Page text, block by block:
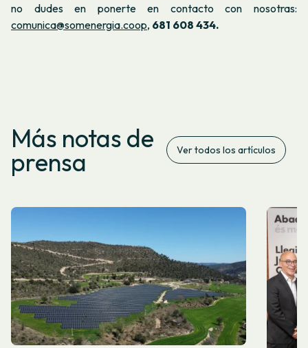
no dudes en ponerte en contacto con nosotras:
comunica@somenergia.coop, 681 608 434.
Más notas de
prensa Ver todos los artículos